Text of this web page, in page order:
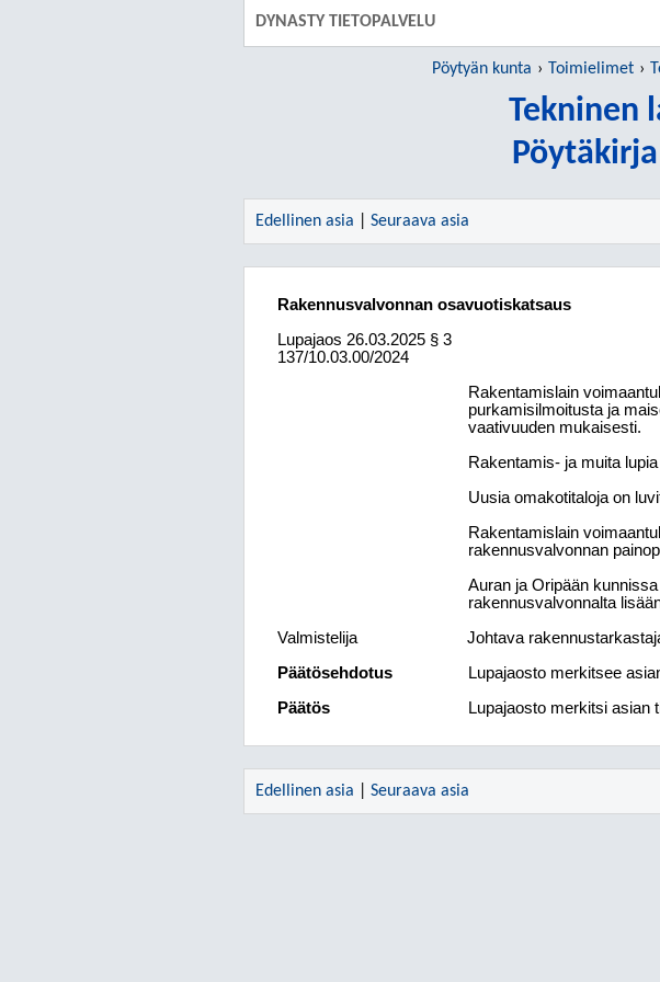
DYNASTY TIETOPALVELU
Pöytyän kunta Toimielimet
Tekninen
Edellinen asia Seuraava asia
Rakennusvalvonnan osavuotiskatsaus
Lupajaos 26.03.2025 § 3
137/10.03.00/2024
Rakentamislain
purkamisilmoitusta ja
vaativuuden mukaisesti.
Rakentamis- ja muita
Uusia omakotitaloja on
Rakentamislain
rakennusvalvonnan
Auran ja Oripään
rakennusvalvonnalta
Valmistelija
Johtava
Päätösehdotus
Lupajaosto merkitsee
Päätös
Lupajaosto merkitsi asian
Edellinen asia Seuraava asia